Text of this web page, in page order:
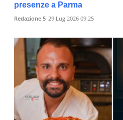
presenze a Parma
Redazione 5 29 Lug 2026 09:25